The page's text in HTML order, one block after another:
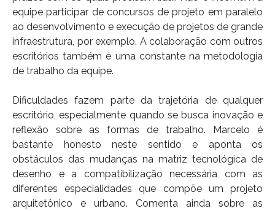
equipe participar de concursos de projeto em paralelo
ao desenvolvimento e execução de projetos de grande
infraestrutura, por exemplo. A colaboração com outros
escritórios também é uma constante na metodologia
de trabalho da equipe.
Dificuldades fazem parte da trajetória de qualquer
escritório, especialmente quando se busca inovação e
reflexão sobre as formas de trabalho. Marcelo é
bastante honesto neste sentido e aponta os
obstáculos das mudanças na matriz tecnológica de
desenho e a compatibilização necessária com as
diferentes especialidades que compõe um projeto
arquitetônico e urbano. Comenta ainda sobre as